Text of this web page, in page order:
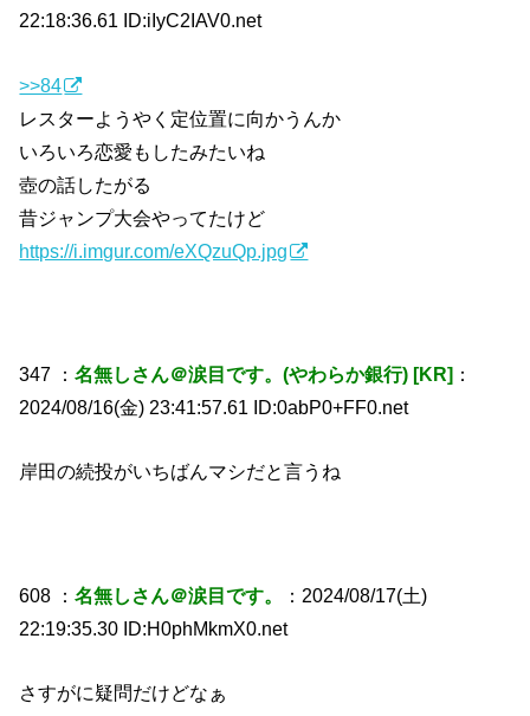
22:18:36.61 ID:iIyC2IAV0.net
>>84
レスターようやく定位置に向かうんか
いろいろ恋愛もしたみたいね
壺の話したがる
昔ジャンプ大会やってたけど
https://i.imgur.com/eXQzuQp.jpg
347 ：名無しさん＠涙目です。(やわらか銀行) [KR] ：
2024/08/16(金) 23:41:57.61 ID:0abP0+FF0.net
岸田の続投がいちばんマシだと言うね
608 ：名無しさん＠涙目です。
：2024/08/17(土)
22:19:35.30 ID:H0phMkmX0.net
さすがに疑問だけどなぁ